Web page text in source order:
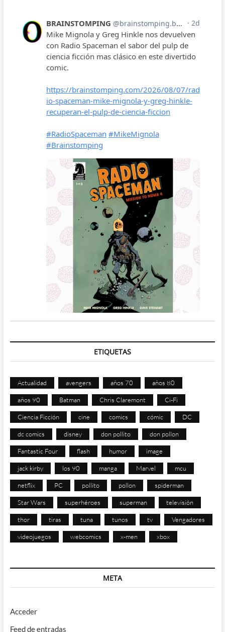
ETIQUETAS
Actualidad avengers años 70 años 80
años 90 Batman Chris Claremont Ci-Fi
Ciencia Ficción cine comics cómic DC
dc comics disney don pollito don pollon
Fantastic Four flash humor image
jack kirby los 90 manga Marvel mcu
netflix PC pollito pollon spiderman
Star Wars superhéroes superman televisión
thor tiras tuna tunos tv Vengadores
videojuegos webcomics x-men xbox
META
Acceder
Feed de entradas